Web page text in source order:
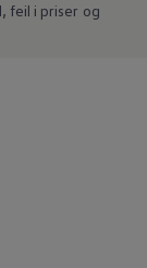
feil i priser og